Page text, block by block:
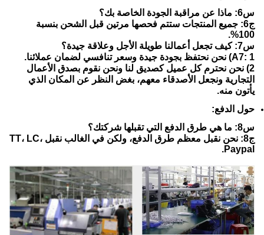
س6: ماذا عن مراقبة الجودة الخاصة بك؟
ج6: جميع المنتجات ستتم فحصها مرتين قبل الشحن بنسبة
100%.
س7: كيف تجعل أعمالنا طويلة الأجل وعلاقة جيدة؟
A7: 1) نحن نحتفظ بجودة جيدة وسعر تنافسي لضمان عملائنا.
2) نحن نحترم كل عميل كصديق لنا ونحن نقوم بصدق الأعمال
التجارية ونجعل الأصدقاء معهم، بغض النظر عن المكان الذي
يأتون منه.
حول الدفع:
س8: ما هي طرق الدفع التي تقبلها شركتك؟
ج8: نحن نقبل معظم طرق الدفع، ولكن في الغالب نقبل TT، LC،
Paypal.